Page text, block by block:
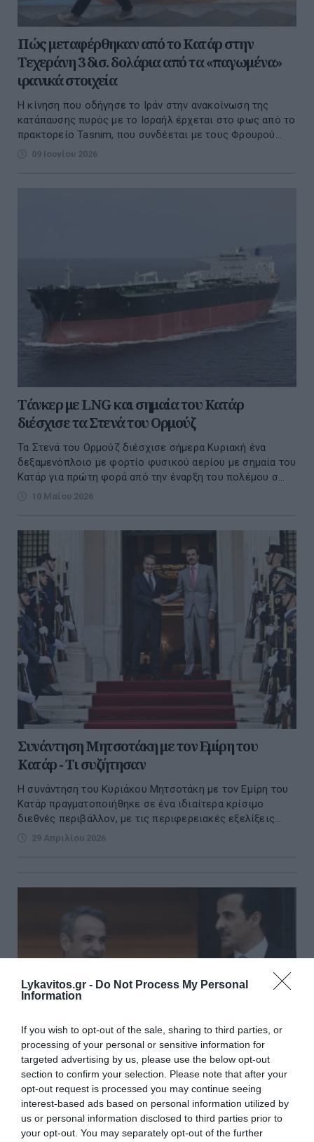
Lykavitos.gr - Do Not Process My Personal
Information
If you wish to opt-out of the sale, sharing to third parties, or
processing of your personal or sensitive information for
targeted advertising by us, please use the below opt-out
section to confirm your selection. Please note that after your
opt-out request is processed you may continue seeing
interest-based ads based on personal information utilized by
us or personal information disclosed to third parties prior to
your opt-out. You may separately opt-out of the further
Πώς μεταφέρθηκαν από το Κατάρ στην
Τεχεράνη 3 δισ. δολάρια από τα «παγωμένα»
ιρανικά στοιχεία
Η κίνηση που οδήγησε το Ιράν στην ανακοίνωση της
κατάπαυσης πυρός με το Ισραήλ έρχεται στο φως από το
πρακτορείο Tasnim, που συνδέεται με τους Φρουρού...
09 Ιουνίου 2026
Τάνκερ με LNG και σημαία του Κατάρ
διέσχισε τα Στενά του Ορμούζ
Τα Στενά του Ορμούζ διέσχισε σήμερα Κυριακή ένα
δεξαμενόπλοιο με φορτίο φυσικού αερίου με σημαία του
Κατάρ για πρώτη φορά από την έναρξη του πολέμου σ...
10 Μαΐου 2026
Συνάντηση Μητσοτάκη με τον Εμίρη του
Κατάρ - Τι συζήτησαν
Η συνάντηση του Κυριάκου Μητσοτάκη με τον Εμίρη του
Κατάρ πραγματοποιήθηκε σε ένα ιδιαίτερα κρίσιμο
διεθνές περιβάλλον, με τις περιφερειακές εξελίξεις...
29 Απριλίου 2026
Συνάντηση Μητσοτάκη με τον εμίρη του
Κατάρ την Τετάρτη στην Αθήνα